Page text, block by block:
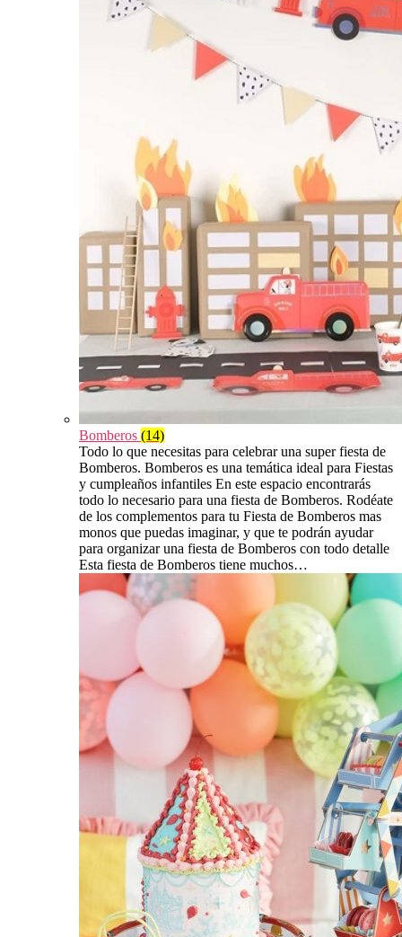
Bomberos (14)
Todo lo que necesitas para celebrar una super fiesta de
Bomberos. Bomberos es una temática ideal para Fiestas
y cumpleaños infantiles En este espacio encontrarás
todo lo necesario para una fiesta de Bomberos. Rodéate
de los complementos para tu Fiesta de Bomberos mas
monos que puedas imaginar, y que te podrán ayudar
para organizar una fiesta de Bomberos con todo detalle
Esta fiesta de Bomberos tiene muchos…